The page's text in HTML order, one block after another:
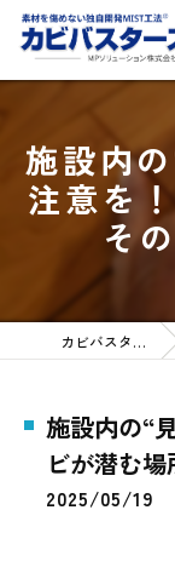
施設内
注意を
そ
カビバスターズ仙台HOME
施設内の“
ビが潜む
2025/05/19